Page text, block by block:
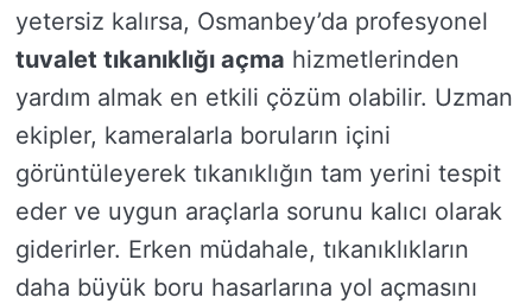
yetersiz kalırsa, Osmanbey’da profesyonel
tuvalet tıkanıklığı açma hizmetlerinden
yardım almak en etkili çözüm olabilir. Uzman
ekipler, kameralarla boruların içini
görüntüleyerek tıkanıklığın tam yerini tespit
eder ve uygun araçlarla sorunu kalıcı olarak
giderirler. Erken müdahale, tıkanıklıkların
daha büyük boru hasarlarına yol açmasını